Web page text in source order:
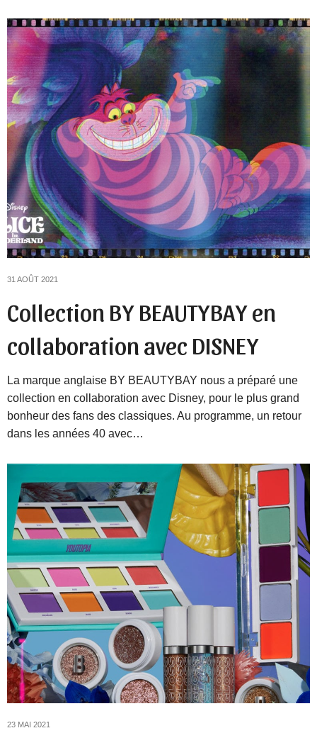
31 AOÛT 2021
Collection BY BEAUTYBAY en
collaboration avec DISNEY
La marque anglaise BY BEAUTYBAY nous a préparé une
collection en collaboration avec Disney, pour le plus grand
bonheur des fans des classiques. Au programme, un retour
dans les années 40 avec…
23 MAI 2021